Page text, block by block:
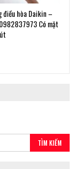
điều hòa Daikin –
Có mặt